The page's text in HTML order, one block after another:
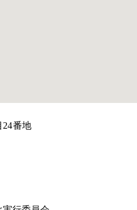
24番地